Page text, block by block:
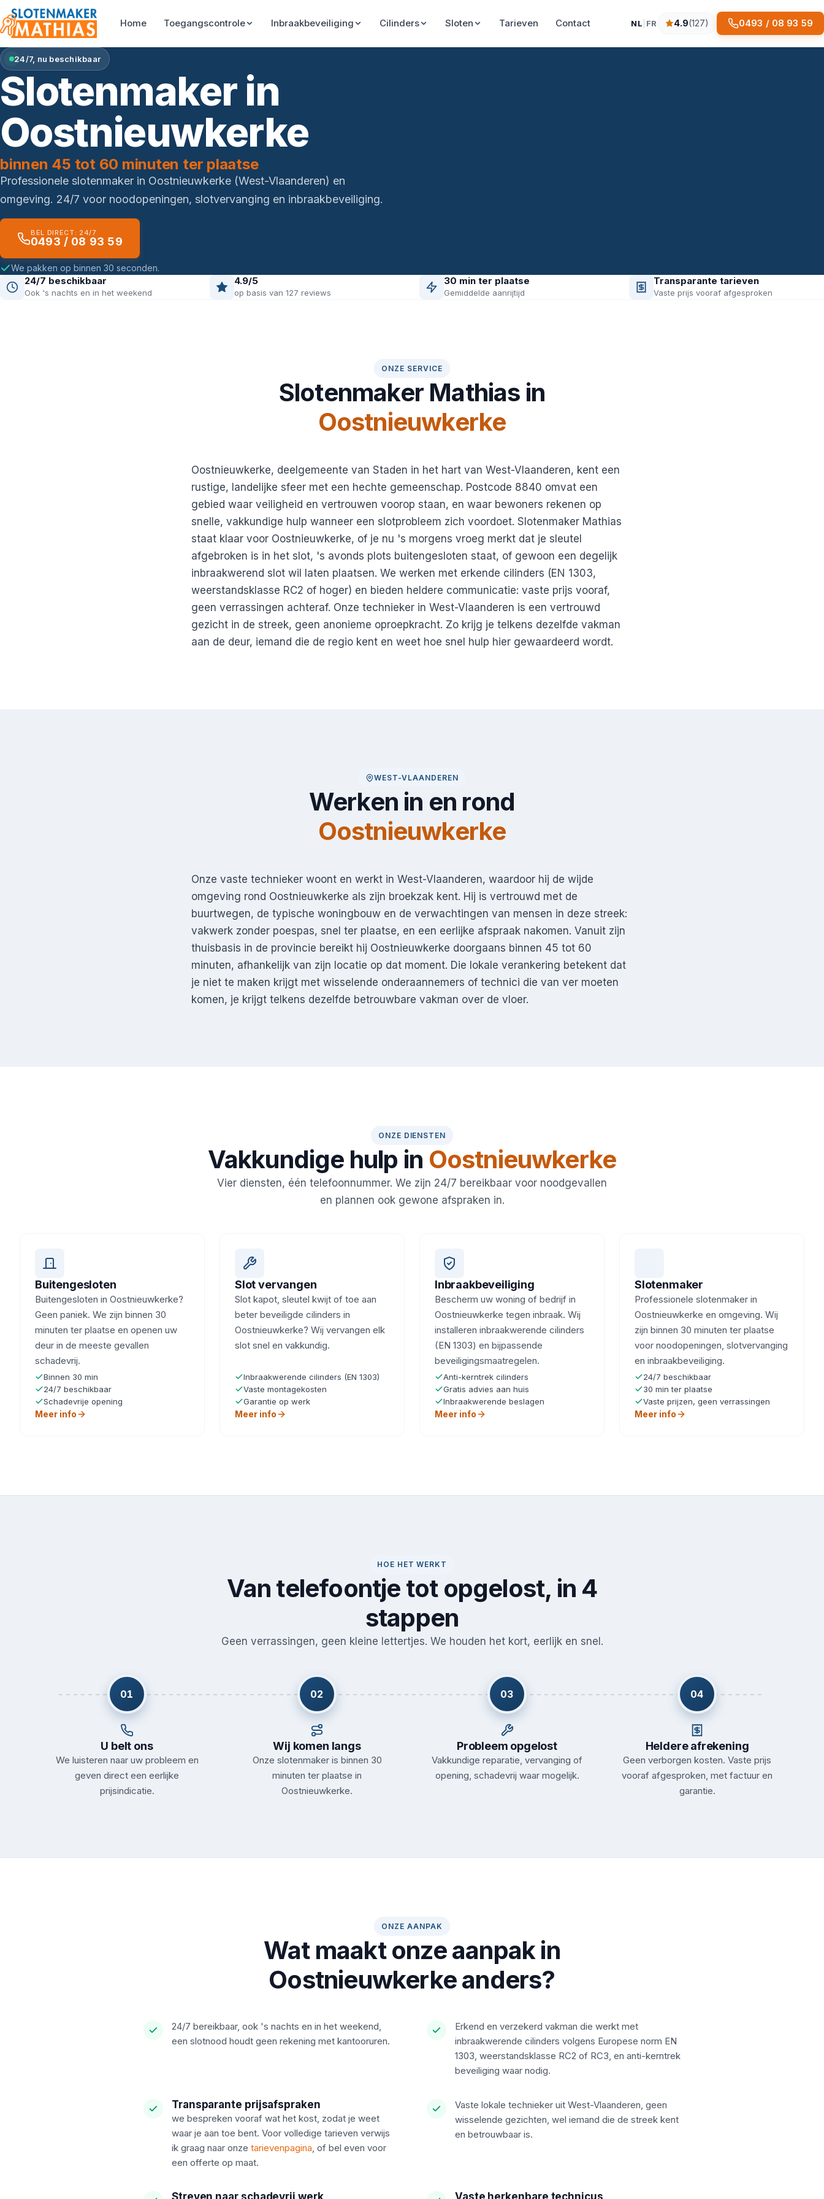
Home Toegangscontrole Inbraakbeveiliging Cilinders Sloten Tarieven Contact NL FR
4.9 sterren op basis van 127 reviews
4.9(127) 0493 / 08 93 59
24/7, nu beschikbaar
Slotenmaker in
Oostnieuwkerke
binnen 45 tot 60 minuten ter plaatse
Professionele slotenmaker in Oostnieuwkerke (West-Vlaanderen) en
omgeving. 24/7 voor noodopeningen, slotvervanging en inbraakbeveiliging.
BEL DIRECT: 24/7
0493 / 08 93 59
We pakken op binnen 30 seconden.
24/7 beschikbaar
Ook 's nachts en in het weekend
4.9/5
op basis van 127 reviews
30 min ter plaatse
Gemiddelde aanrijtijd
Transparante tarieven
Vaste prijs vooraf afgesproken
ONZE SERVICE
Slotenmaker Mathias in
Oostnieuwkerke
Oostnieuwkerke, deelgemeente van Staden in het hart van West-Vlaanderen, kent een
rustige, landelijke sfeer met een hechte gemeenschap. Postcode 8840 omvat een
gebied waar veiligheid en vertrouwen voorop staan, en waar bewoners rekenen op
snelle, vakkundige hulp wanneer een slotprobleem zich voordoet. Slotenmaker Mathias
staat klaar voor Oostnieuwkerke, of je nu 's morgens vroeg merkt dat je sleutel
afgebroken is in het slot, 's avonds plots buitengesloten staat, of gewoon een degelijk
inbraakwerend slot wil laten plaatsen. We werken met erkende cilinders (EN 1303,
weerstandsklasse RC2 of hoger) en bieden heldere communicatie: vaste prijs vooraf,
geen verrassingen achteraf. Onze technieker in West-Vlaanderen is een vertrouwd
gezicht in de streek, geen anonieme oproepkracht. Zo krijg je telkens dezelfde vakman
aan de deur, iemand die de regio kent en weet hoe snel hulp hier gewaardeerd wordt.
WEST-VLAANDEREN
Werken in en rond
Oostnieuwkerke
Onze vaste technieker woont en werkt in West-Vlaanderen, waardoor hij de wijde
omgeving rond Oostnieuwkerke als zijn broekzak kent. Hij is vertrouwd met de
buurtwegen, de typische woningbouw en de verwachtingen van mensen in deze streek:
vakwerk zonder poespas, snel ter plaatse, en een eerlijke afspraak nakomen. Vanuit zijn
thuisbasis in de provincie bereikt hij Oostnieuwkerke doorgaans binnen 45 tot 60
minuten, afhankelijk van zijn locatie op dat moment. Die lokale verankering betekent dat
je niet te maken krijgt met wisselende onderaannemers of technici die van ver moeten
komen, je krijgt telkens dezelfde betrouwbare vakman over de vloer.
ONZE DIENSTEN
Vakkundige hulp in Oostnieuwkerke
Vier diensten, één telefoonnummer. We zijn 24/7 bereikbaar voor noodgevallen
en plannen ook gewone afspraken in.
Buitengesloten
Buitengesloten in Oostnieuwkerke?
Geen paniek. We zijn binnen 30
minuten ter plaatse en openen uw
deur in de meeste gevallen
schadevrij.
Binnen 30 min
24/7 beschikbaar
Schadevrije opening
Meer info
Slot vervangen
Slot kapot, sleutel kwijt of toe aan
beter beveiligde cilinders in
Oostnieuwkerke? Wij vervangen elk
slot snel en vakkundig.
Inbraakwerende cilinders (EN 1303)
Vaste montagekosten
Garantie op werk
Meer info
Inbraakbeveiliging
Bescherm uw woning of bedrijf in
Oostnieuwkerke tegen inbraak. Wij
installeren inbraakwerende cilinders
(EN 1303) en bijpassende
beveiligingsmaatregelen.
Anti-kerntrek cilinders
Gratis advies aan huis
Inbraakwerende beslagen
Meer info
Slotenmaker
Professionele slotenmaker in
Oostnieuwkerke en omgeving. Wij
zijn binnen 30 minuten ter plaatse
voor noodopeningen, slotvervanging
en inbraakbeveiliging.
24/7 beschikbaar
30 min ter plaatse
Vaste prijzen, geen verrassingen
Meer info
HOE HET WERKT
Van telefoontje tot opgelost, in 4
stappen
Geen verrassingen, geen kleine lettertjes. We houden het kort, eerlijk en snel.
01
U belt ons
We luisteren naar uw probleem en
geven direct een eerlijke
prijsindicatie.
02
Wij komen langs
Onze slotenmaker is binnen 30
minuten ter plaatse in
Oostnieuwkerke.
03
Probleem opgelost
Vakkundige reparatie, vervanging of
opening, schadevrij waar mogelijk.
04
Heldere afrekening
Geen verborgen kosten. Vaste prijs
vooraf afgesproken, met factuur en
garantie.
ONZE AANPAK
Wat maakt onze aanpak in
Oostnieuwkerke anders?
24/7 bereikbaar, ook 's nachts en in het weekend,
een slotnood houdt geen rekening met kantooruren.
Erkend en verzekerd vakman die werkt met
inbraakwerende cilinders volgens Europese norm EN
1303, weerstandsklasse RC2 of RC3, en anti-kerntrek
beveiliging waar nodig.
Transparante prijsafspraken
we bespreken vooraf wat het kost, zodat je weet
waar je aan toe bent. Voor volledige tarieven verwijs
ik graag naar onze tarievenpagina, of bel even voor
een offerte op maat.
Vaste lokale technieker uit West-Vlaanderen, geen
wisselende gezichten, wel iemand die de streek kent
en betrouwbaar is.
Streven naar schadevrij werk Vaste herkenbare technicus